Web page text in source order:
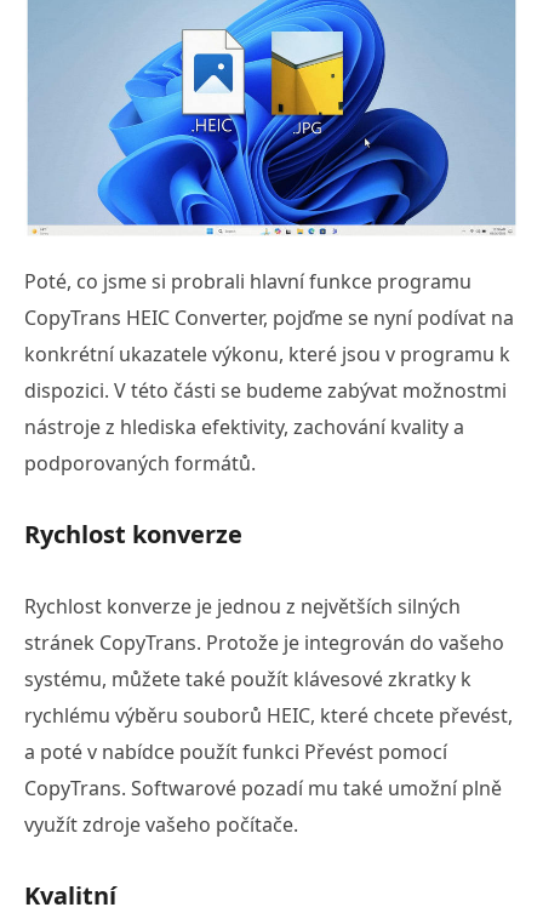
Poté, co jsme si probrali hlavní funkce programu
CopyTrans HEIC Converter, pojďme se nyní podívat na
konkrétní ukazatele výkonu, které jsou v programu k
dispozici. V této části se budeme zabývat možnostmi
nástroje z hlediska efektivity, zachování kvality a
podporovaných formátů.
Rychlost konverze
Rychlost konverze je jednou z největších silných
stránek CopyTrans. Protože je integrován do vašeho
systému, můžete také použít klávesové zkratky k
rychlému výběru souborů HEIC, které chcete převést,
a poté v nabídce použít funkci Převést pomocí
CopyTrans. Softwarové pozadí mu také umožní plně
využít zdroje vašeho počítače.
Kvalitní